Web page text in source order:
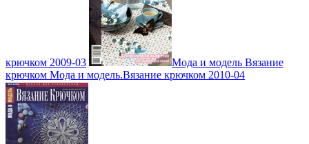
крючком 2009-03
Мода и модель Вязание
крючком Мода и модель.Вязание крючком 2010-04